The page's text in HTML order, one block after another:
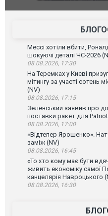
Мессі хотіли вбити,
шокуючі деталі ЧС-2026
08.08.2026, 17:30
На Теремках у Києві
мітингу за участі сотень
(NV)
08.08.2026, 17:15
Зеленський заявив про
поставки ракет для
08.08.2026, 17:00
«Відтепер Ярошенко».
заміж (NV)
08.08.2026, 16:45
«То хто кому має бути
живить економіку самої
канцелярія Навроцького
08.08.2026, 16:30